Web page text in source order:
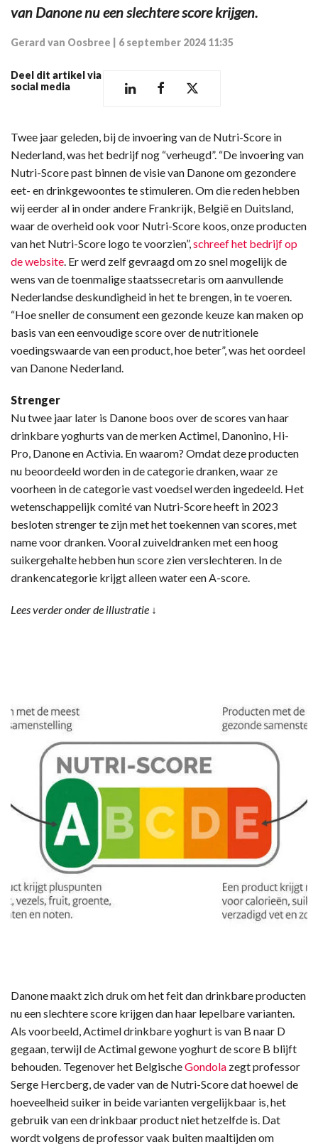
van Danone nu een slechtere score krijgen.
Gerard van Oosbree 6 september 2024 11:35
Deel dit artikel via
social media
Twee jaar geleden, bij de invoering van de Nutri-Score in
Nederland, was het bedrijf nog “verheugd”. “De invoering van
Nutri-Score past binnen de visie van Danone om gezondere
eet- en drinkgewoontes te stimuleren. Om die reden hebben
wij eerder al in onder andere Frankrijk, België en Duitsland,
waar de overheid ook voor Nutri-Score koos, onze producten
van het Nutri-Score logo te voorzien”,schreef het bedrijf op
de website. Er werd zelf gevraagd om zo snel mogelijk de
wens van de toenmalige staatssecretaris om aanvullende
Nederlandse deskundigheid in het te brengen, in te voeren.
“Hoe sneller de consument een gezonde keuze kan maken op
basis van een eenvoudige score over de nutritionele
voedingswaarde van een product, hoe beter”, was het oordeel
van Danone Nederland.
Strenger
Nu twee jaar later is Danone boos over de scores van haar
drinkbare yoghurts van de merken Actimel, Danonino, Hi-
Pro, Danone en Activia. En waarom? Omdat deze producten
nu beoordeeld worden in de categorie dranken, waar ze
voorheen in de categorie vast voedsel werden ingedeeld. Het
wetenschappelijk comité van Nutri-Score heeft in 2023
besloten strenger te zijn met het toekennen van scores, met
name voor dranken. Vooral zuiveldranken met een hoog
suikergehalte hebben hun score zien verslechteren. In de
drankencategorie krijgt alleen water een A-score.
Lees verder onder de illustratie ↓
Danone maakt zich druk om het feit dan drinkbare producten
nu een slechtere score krijgen dan haar lepelbare varianten.
Als voorbeeld, Actimel drinkbare yoghurt is van B naar D
gegaan, terwijl de Actimal gewone yoghurt de score B blijft
behouden. Tegenover het BelgischeGondola zegt professor
Serge Hercberg, de vader van de Nutri-Score dat hoewel de
hoeveelheid suiker in beide varianten vergelijkbaar is, het
gebruik van een drinkbaar product niet hetzelfde is. Dat
wordt volgens de professor vaak buiten maaltijden om